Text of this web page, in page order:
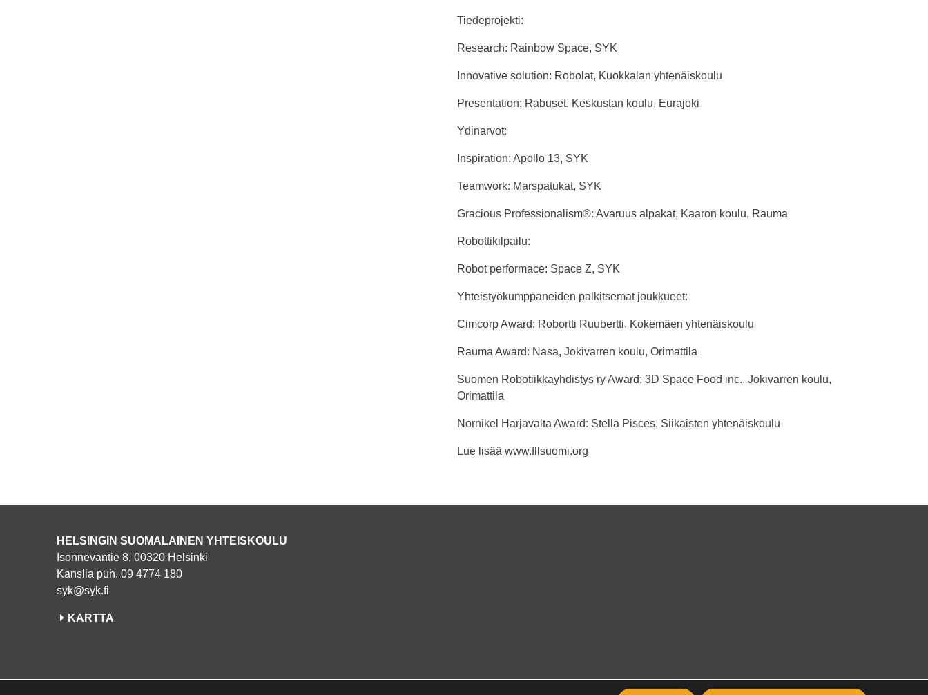
Tiedeprojekti:
Research: Rainbow Space, SYK
Innovative solution: Robolat, Kuokkalan yhtenäiskoulu
Presentation: Rabuset, Keskustan koulu, Eurajoki
Ydinarvot:
Inspiration: Apollo 13, SYK
Teamwork: Marspatukat, SYK
Gracious Professionalism®: Avaruus alpakat, Kaaron koulu, Rauma
Robottikilpailu:
Robot performace: Space Z, SYK
Yhteistyökumppaneiden palkitsemat joukkueet:
Cimcorp Award: Robortti Ruubertti, Kokemäen yhtenäiskoulu
Rauma Award: Nasa, Jokivarren koulu, Orimattila
Suomen Robotiikkayhdistys ry Award: 3D Space Food inc., Jokivarren koulu,
Orimattila
Nornikel Harjavalta Award: Stella Pisces, Siikaisten yhtenäiskoulu
Lue lisää www.fllsuomi.org
HELSINGIN SUOMALAINEN YHTEISKOULU
Isonnevantie 8, 00320 Helsinki
Kanslia puh. 09 4774 180
syk@syk.fi
KARTTA